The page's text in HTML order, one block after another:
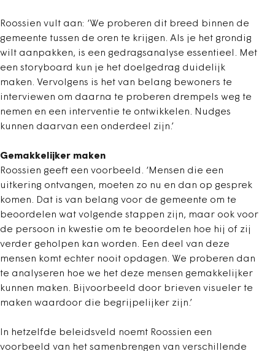
Roossien vult aan: ‘We proberen dit breed binnen de
gemeente tussen de oren te krijgen. Als je het grondig
wilt aanpakken, is een gedragsanalyse essentieel. Met
een storyboard kun je het doelgedrag duidelijk
maken. Vervolgens is het van belang bewoners te
interviewen om daarna te proberen drempels weg te
nemen en een interventie te ontwikkelen. Nudges
kunnen daarvan een onderdeel zijn.’
Gemakkelijker maken
Roossien geeft een voorbeeld. ‘Mensen die een
uitkering ontvangen, moeten zo nu en dan op gesprek
komen. Dat is van belang voor de gemeente om te
beoordelen wat volgende stappen zijn, maar ook voor
de persoon in kwestie om te beoordelen hoe hij of zij
verder geholpen kan worden. Een deel van deze
mensen komt echter nooit opdagen. We proberen dan
te analyseren hoe we het deze mensen gemakkelijker
kunnen maken. Bijvoorbeeld door brieven visueler te
maken waardoor die begrijpelijker zijn.’
In hetzelfde beleidsveld noemt Roossien een
voorbeeld van het samenbrengen van verschillende